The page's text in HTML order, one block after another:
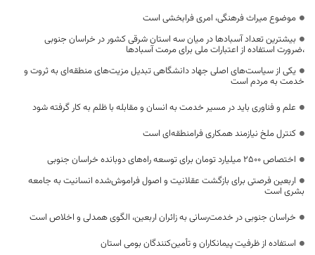
موضوع میراث فرهنگی، امری فرابخشی است
بیشترین تعداد آسبادها در میان سه استان شرقی کشور در خراسان جنوبی
،ضرورت استفاده از اعتبارات ملی برای مرمت آسبادها
یکی از سیاست‌های اصلی جهاد دانشگاهی تبدیل مزیت‌های منطقه‌ای به ثروت و
خدمت به مردم است
علم و فناوری باید در مسیر خدمت به انسان و مقابله با ظلم به کار گرفته شود
کنترل ملخ نیازمند همکاری فرامنطقه‌ای است
اختصاص 2500 میلیارد تومان برای توسعه راه‌های دوبانده خراسان جنوبی
اربعین فرصتی برای بازگشت عقلانیت و اصول فراموش‌شده انسانیت به جامعه
بشری است
خراسان جنوبی در خدمت‌رسانی به زائران اربعین، الگوی همدلی و اخلاص است
استفاده از ظرفیت پیمانکاران و تأمین‌کنندگان بومی استان